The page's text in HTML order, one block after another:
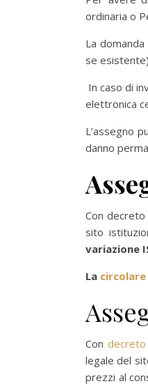
ordinaria o
La
se
In caso di
elettronica
L’assegno
danno
Con
sito
variazione
La circolare
Con
legale del
prezzi al